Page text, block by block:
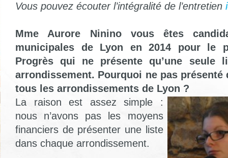
Vous pouvez écouter l’intégralité de l’entretien
Mme Aurore Ninino vous êtes
municipales de Lyon en 2014 pour le
Progrès qui ne présente qu’une seule
arrondissement. Pourquoi ne pas présenté
tous les arrondissements de Lyon ?
La raison est assez simple :
nous n’avons pas les moyens
financiers de présenter une liste
dans chaque arrondissement.